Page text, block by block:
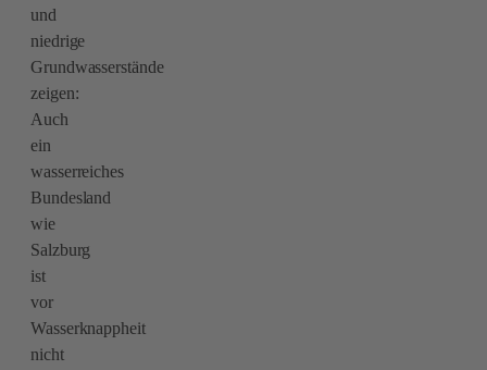
und
niedrige
Grundwasserstände
zeigen:
Auch
ein
wasserreiches
Bundesland
wie
Salzburg
ist
vor
Wasserknappheit
nicht